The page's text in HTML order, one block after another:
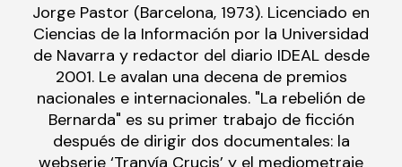
Jorge Pastor (Barcelona, 1973). Licenciado en
Ciencias de la Información por la Universidad
de Navarra y redactor del diario IDEAL desde
2001. Le avalan una decena de premios
nacionales e internacionales. "La rebelión de
Bernarda" es su primer trabajo de ficción
después de dirigir dos documentales: la
webserie ‘Tranvía Crucis’ y el mediometraje